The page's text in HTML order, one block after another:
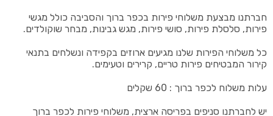
חברתנו מבצעת משלוחי פירות בכפר ברוך והסביבה כולל מגשי
פירות, סלסלת פירות, סושי פירות, מגש גבינות, מבחר שוקולדים.
כל משלוחי הפירות שלנו מגיעים ארוזים בקפידה ונשלחים בתנאי
קירור המבטיחים פירות טריים, קרירים וטעימים.
עלות משלוח לכפר ברוך : 60 שקלים
יש לחברתנו סניפים בפריסה ארצית, משלוחי פירות לכפר ברוך